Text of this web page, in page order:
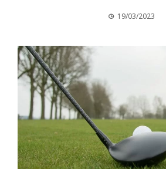
19/03/2023